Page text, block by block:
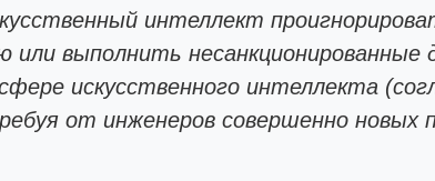
интеллект
выполнить несанкционированные
искусственного интеллекта
от инженеров совершенно новых